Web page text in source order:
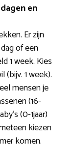
en
Er zijn
of een
1 week. Kies
(bijv. 1 week).
mensen je
(16-
(0-1jaar)
kiezen
komen.